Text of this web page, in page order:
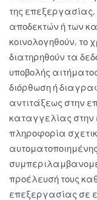
της
αποδεκτών ή των
κοινολογηθούν, το
διατηρηθούν τα
υποβολής
διόρθωση ή
αντιτάξεως στην
καταγγελίας στην
πληροφορία
προέλευσή τους
επεξεργασίας σε